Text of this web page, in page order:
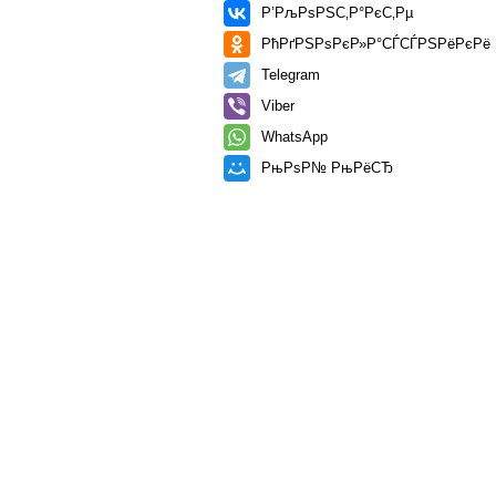
Р’РљРѕРЅС‚Р°РєС‚Рµ
РћРґРЅРѕРєР»Р°СЃСЃРЅРёРєРё
Telegram
Viber
WhatsApp
РњРѕР№ РњРёСЂ